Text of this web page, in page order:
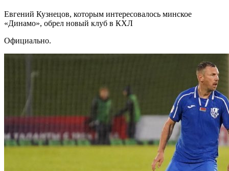
Евгений Кузнецов, которым интересовалось минское
«Динамо», обрел новый клуб в КХЛ
Официально.